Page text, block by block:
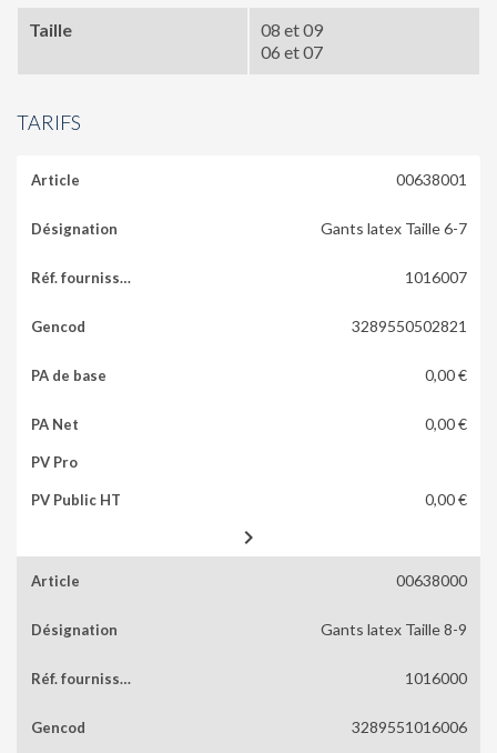
Taille
08 et 09
06 et 07
TARIFS
00638001
Gants latex Taille 6-7
1016007
3289550502821
0,00 €
0,00 €
0,00 €

00638000
Gants latex Taille 8-9
1016000
3289551016006